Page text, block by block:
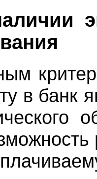
в банк